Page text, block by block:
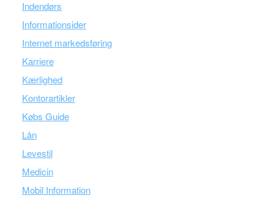
Indendørs
Informationsider
Internet markedsføring
Karriere
Kærlighed
Kontorartikler
Købs Guide
Lån
Levestil
Medicin
Mobil Information